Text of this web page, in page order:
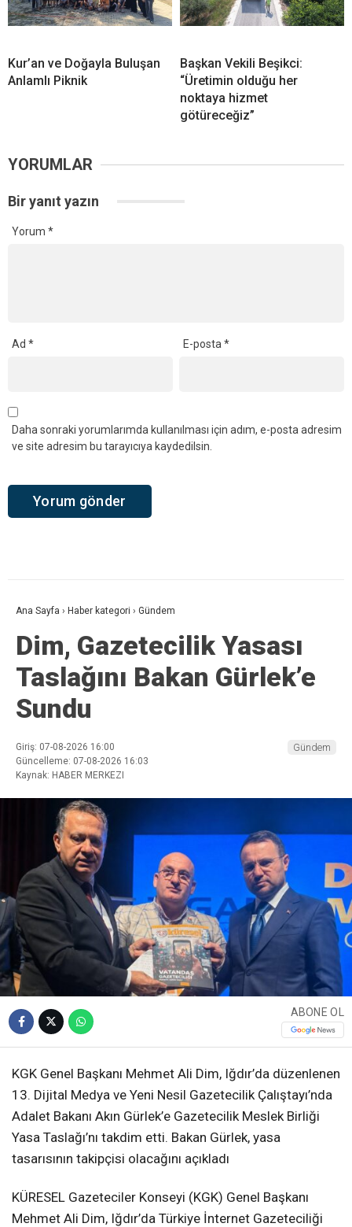
Kur’an ve Doğayla Buluşan
Anlamlı Piknik
Başkan Vekili Beşikci:
“Üretimin olduğu her
noktaya hizmet
götüreceğiz”
YORUMLAR
Bir yanıt yazın
Yorum *
Ad * E-posta*
Daha sonraki yorumlarımda kullanılması için adım, e-posta adresim
ve site adresim bu tarayıcıya kaydedilsin.
Ana Sayfa › Haber kategori › Gündem
Dim, Gazetecilik Yasası
Taslağını Bakan Gürlek’e
Sundu
Giriş: 07-08-2026 16:00
Güncelleme: 07-08-2026 16:03
Kaynak: HABER MERKEZI
Gündem
ABONE OL
KGK Genel Başkanı Mehmet Ali Dim, Iğdır’da düzenlenen
13. Dijital Medya ve Yeni Nesil Gazetecilik Çalıştayı’nda
Adalet Bakanı Akın Gürlek’e Gazetecilik Meslek Birliği
Yasa Taslağı’nı takdim etti. Bakan Gürlek, yasa
tasarısının takipçisi olacağını açıkladı
KÜRESEL Gazeteciler Konseyi (KGK) Genel Başkanı
Mehmet Ali Dim, Iğdır’da Türkiye İnternet Gazeteciliği